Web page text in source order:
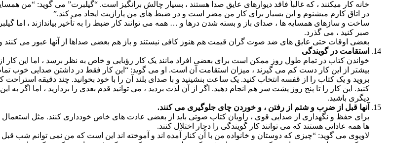
در اتاق کارم میشنوم و این بسیار برای کار من مضر است و در ضبط های من پارازیت ایجاد می کند.”
ساخت و سازهای همسایه ها ، صدای باز و بسته شدن درها و … همه می توانند کار ضبط را به تأخیر بیاندازند ، اما
صبر کنید ، می گذرد.
بعضی اوقات حتی عایق های ضد صوت گران قیمت هم هنوز کافی نیستند و باز هم بعضی صداها از آنها عبور می کنند و
استقامت در گویندگی
خواندن کتاب در تمام طول روز ممکن است برای بعضی افراد مانند یک کار رؤیایی و خاص به نظر برسد ، اما این
بیشتر از این کار دست کم می گیرند ، میزان استقامت آن است. او می گوید: “این کار فقط در داشتن صدایی خوب
بروید و یک کتاب را از قفسه انتخاب کنید. یک ساعت بنشینید و با صدای بلند آن را با خود بخوانید. چند دقیقه
کنید. این کار را تا پنج روز پشت سر هم انجام دهید. اگر از آن لذت بردید ، می توانید قدم بعدی را بردارید ، اما اگر
دیگری باشید.
آنها قبل از ضرب و شتم از رفتن ، و خوردن چای جلوگیری می کنند.
برای حفظ و نگهداری از صدایی قوی ، راویان کتاب صوتی باید از بعضی عادت های خاص خودداری کنند. مثل استعمال
ها همه عاداتی هستند که می توانند کار گویندگی را دچار اختلال کنند.
لاویوی می گوید: “چیزی که دوستان و خانواده من با آن کنار آمده اند و آموخته اند این است که من نمی توانم شب